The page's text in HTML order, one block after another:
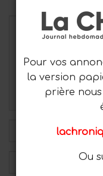
Pour vos
la version
prière nous
Ou